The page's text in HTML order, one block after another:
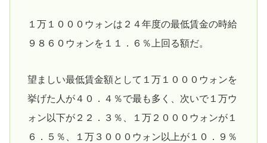
１万１０００ウォンは２４年度の最低賃金の時給
９８６０ウォンを１１．６％上回る額だ。
望ましい最低賃金額として１万１０００ウォンを
挙げた人が４０．４％で最も多く、次いで１万ウ
ォン以下が２２．３％、１万２０００ウォンが１
６．５％、１万３０００ウォン以上が１０．９％